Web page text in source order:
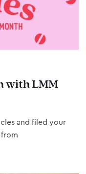
with LMM
and filed your
from